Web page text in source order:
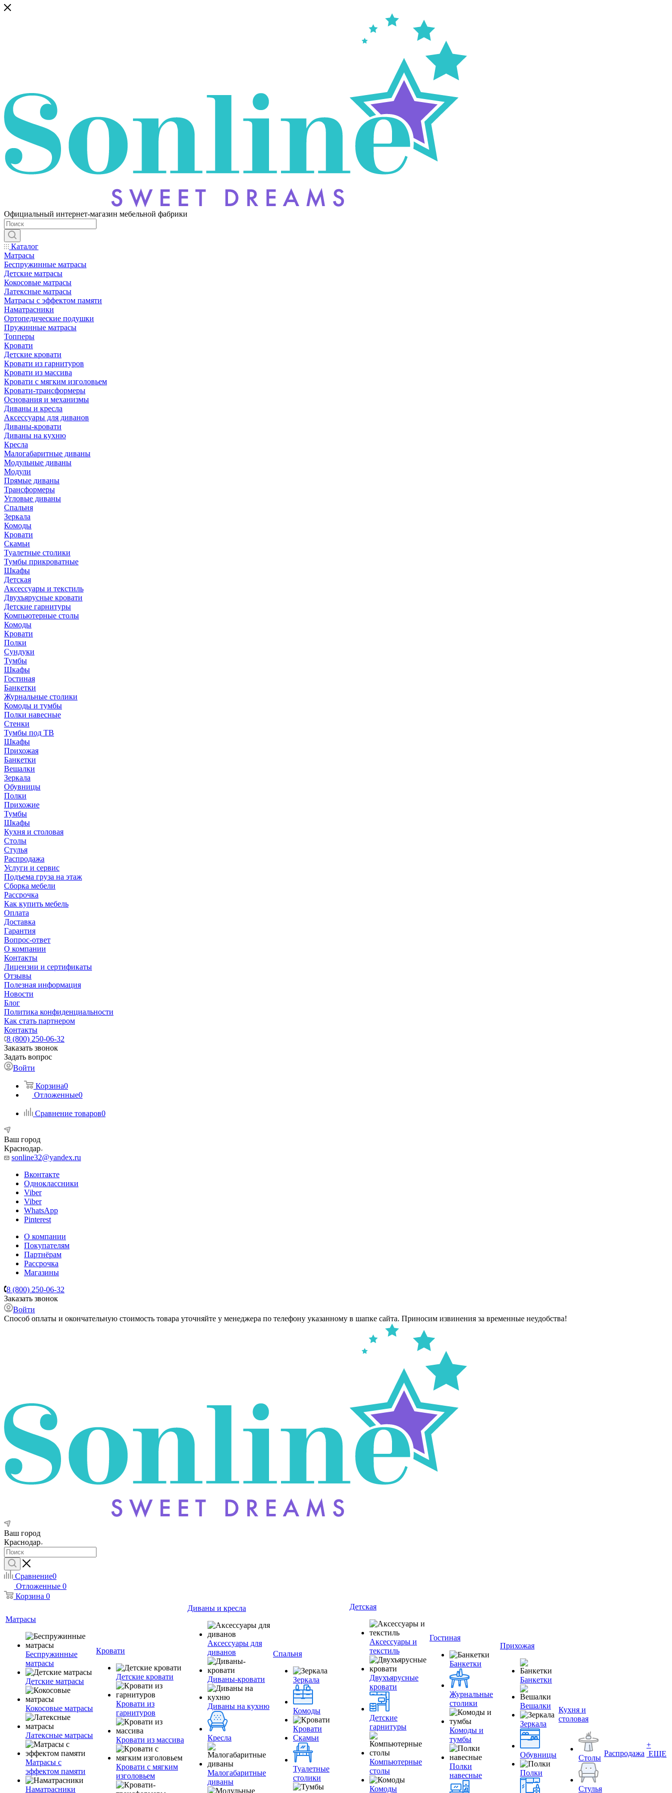
Официальный интернет-магазин мебельной фабрики
Каталог
Матрасы
Беспружинные матрасы
Детские матрасы
Кокосовые матрасы
Латексные матрасы
Матрасы с эффектом памяти
Наматрасники
Ортопедические подушки
Пружинные матрасы
Топперы
Кровати
Детские кровати
Кровати из гарнитуров
Кровати из массива
Кровати с мягким изголовьем
Кровати-трансформеры
Основания и механизмы
Диваны и кресла
Аксессуары для диванов
Диваны-кровати
Диваны на кухню
Кресла
Малогабаритные диваны
Модульные диваны
Модули
Прямые диваны
Трансформеры
Угловые диваны
Спальня
Зеркала
Комоды
Кровати
Скамьи
Туалетные столики
Тумбы прикроватные
Шкафы
Детская
Аксессуары и текстиль
Двухъярусные кровати
Детские гарнитуры
Компьютерные столы
Комоды
Кровати
Полки
Сундуки
Тумбы
Шкафы
Гостиная
Банкетки
Журнальные столики
Комоды и тумбы
Полки навесные
Стенки
Тумбы под ТВ
Шкафы
Прихожая
Банкетки
Вешалки
Зеркала
Обувницы
Полки
Прихожие
Тумбы
Шкафы
Кухня и столовая
Столы
Стулья
Распродажа
Услуги и сервис
Подъема груза на этаж
Сборка мебели
Рассрочка
Как купить мебель
Оплата
Доставка
Гарантия
Вопрос-ответ
О компании
Контакты
Лицензии и сертификаты
Отзывы
Полезная информация
Новости
Блог
Политика конфиденциальности
Как стать партнером
Контакты
8 (800) 250-06-32
Заказать звонок
Задать вопрос
Войти
Корзина0
Отложенные0
Сравнение товаров0
Ваш город
Краснодар
sonline32@yandex.ru
Вконтакте
Одноклассники
Viber
Viber
WhatsApp
Pinterest
О компании
Покупателям
Партнёрам
Рассрочка
Магазины
8 (800) 250-06-32
Заказать звонок
Войти
Способ оплаты и окончательную стоимость товара уточняйте у менеджера по телефону указанному в шапке сайта. Приносим извинения за временные неудобства!
Ваш город
Краснодар
Сравнение0
Отложенные 0
Корзина 0
Матрасы
Беспружинные
матрасы
Детские матрасы
Кокосовые матрасы
Латексные матрасы
Матрасы с
эффектом памяти
Наматрасники
Кровати
Детские кровати
Кровати из
гарнитуров
Кровати из массива
Кровати с мягким
изголовьем
Диваны и кресла
Аксессуары для
диванов
Диваны-кровати
Диваны на кухню
Кресла
Малогабаритные
диваны
Спальня
Зеркала
Комоды
Кровати
Скамьи
Туалетные
столики
Детская
Аксессуары и
текстиль
Двухъярусные
кровати
Детские
гарнитуры
Компьютерные
столы
Комоды
Гостиная
Банкетки
Журнальные
столики
Комоды и
тумбы
Полки
навесные
Прихожая
Банкетки
Вешалки
Зеркала
Обувницы
Полки
Кухня и
столовая
Столы
Стулья
Распродажа
+
ЕЩЕ